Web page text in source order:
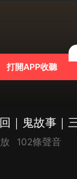
打開APP收聽
102條聲音